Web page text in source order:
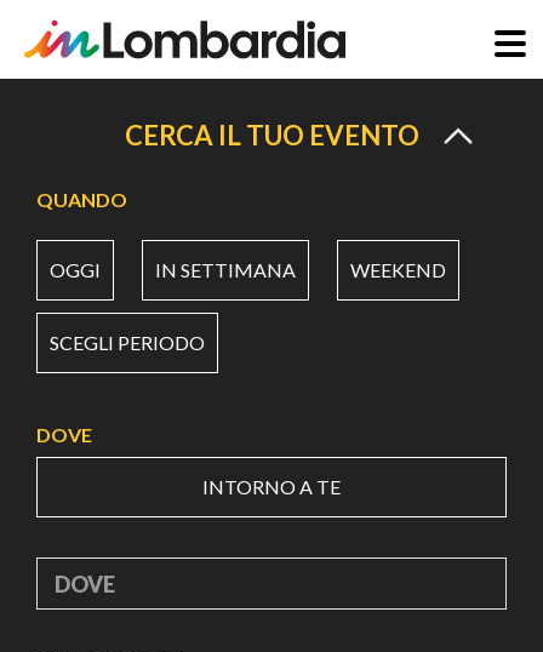
principale
CERCA IL TUO EVENTO
QUANDO
OGGI IN SETTIMANA WEEKEND
SCEGLI PERIODO
DOVE
INTORNO A TE
DOVE